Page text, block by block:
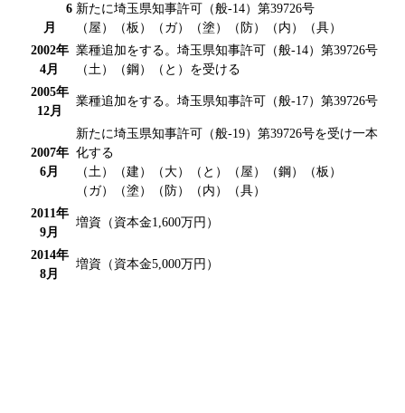
6
月
新たに埼玉県知事許可（般-14）第39726号
（屋）（板）（ガ）（塗）（防）（内）（具）
2002年
4月
業種追加をする。埼玉県知事許可（般-14）第39726号
（土）（鋼）（と）を受ける
2005年
12月
業種追加をする。埼玉県知事許可（般-17）第39726号
2007年
6月
新たに埼玉県知事許可（般-19）第39726号を受け一本
化する
（土）（建）（大）（と）（屋）（鋼）（板）
（ガ）（塗）（防）（内）（具）
2011年
9月
増資（資本金1,600万円）
2014年
8月
増資（資本金5,000万円）